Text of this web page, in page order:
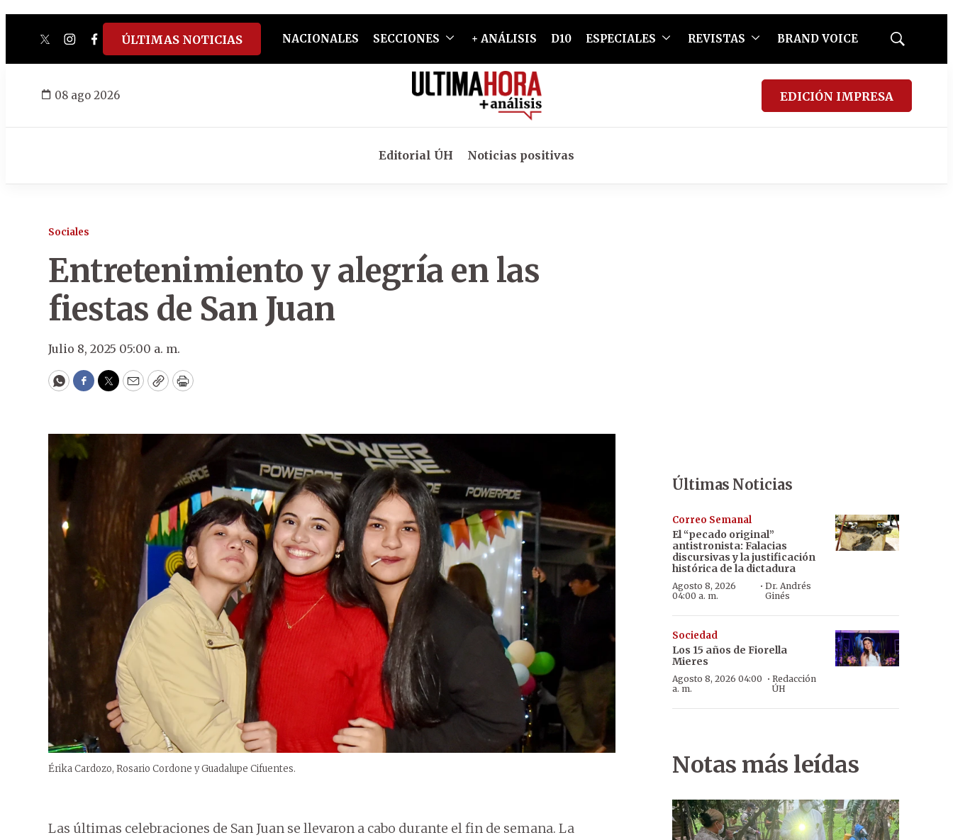
twitterinstagram
facebook
tiktokyoutube
spotify
ÚLTIMAS NOTICIAS NACIONALES SECCIONES + ANÁLISIS D10 ESPECIALES REVISTAS BRAND VOICE
Mostrar
08 ago 2026 EDICIÓN IMPRESA
Editorial ÚH Noticias positivas
Sociales
Entretenimiento y alegría en las
fiestas de San Juan
Julio 8, 2025 05:00 a. m.
WhatsApp
Facebook
Twitter
EmailCopyPrint
Érika Cardozo, Rosario Cordone y Guadalupe Cifuentes.
Las últimas celebraciones de San Juan se llevaron a cabo durante el fin de semana. La
Últimas Noticias
Correo Semanal
El “pecado original”
antistronista: Falacias
discursivas y la justificación
histórica de la dictadura
Agosto 8, 2026
04:00 a. m.
·Dr. Andrés
Ginés
Sociedad
Los 15 años de Fiorella
Mieres
Agosto 8, 2026 04:00
a. m.
· Redacción
ÚH
Notas más leídas